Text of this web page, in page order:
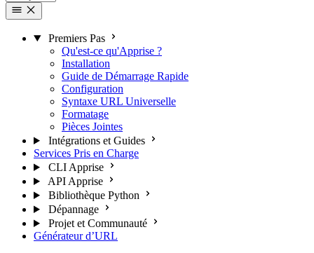
Premiers Pas
Qu'est-ce qu'Apprise ?
Installation
Guide de Démarrage Rapide
Configuration
Syntaxe URL Universelle
Formatage
Pièces Jointes
Intégrations et Guides
Services Pris en Charge
CLI Apprise
API Apprise
Bibliothèque Python
Dépannage
Projet et Communauté
Générateur d’URL